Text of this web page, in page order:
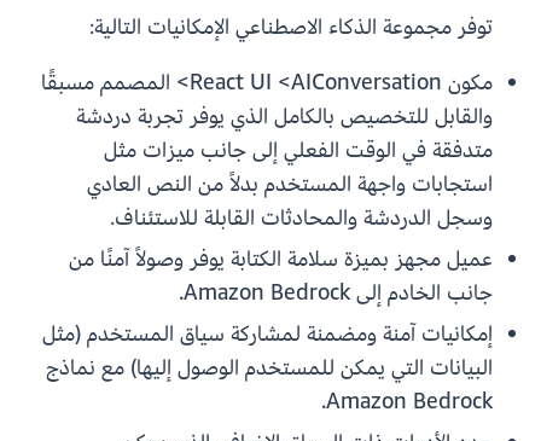
توفر مجموعة الذكاء الاصطناعي الإمكانيات التالية:
مكون React UI <AIConversation> المصمم مسبقًا
والقابل للتخصيص بالكامل الذي يوفر تجربة دردشة
متدفقة في الوقت الفعلي إلى جانب ميزات مثل
استجابات واجهة المستخدم بدلاً من النص العادي
وسجل الدردشة والمحادثات القابلة للاستئناف.
عميل مجهز بميزة سلامة الكتابة يوفر وصولاً آمنًا من
جانب الخادم إلى Amazon Bedrock.
إمكانيات آمنة ومضمنة لمشاركة سياق المستخدم (مثل
البيانات التي يمكن للمستخدم الوصول إليها) مع نماذج
Amazon Bedrock.